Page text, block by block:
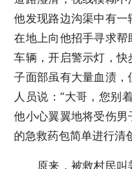
他发现路边沟渠中有
在地上向他招手寻求
车辆，开启警示灯，
子面部虽有大量血渍
人员说：“大哥，您别
他小心翼翼地将受伤
的急救药包简单进行清
原来，被救村民叫